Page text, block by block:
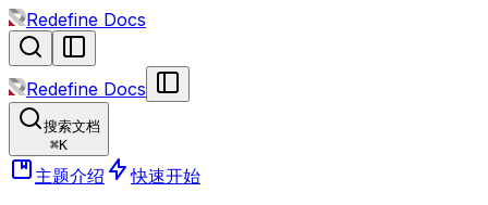
Redefine Docs
Redefine Docs
搜索文档
⌘K
主题介绍
快速开始